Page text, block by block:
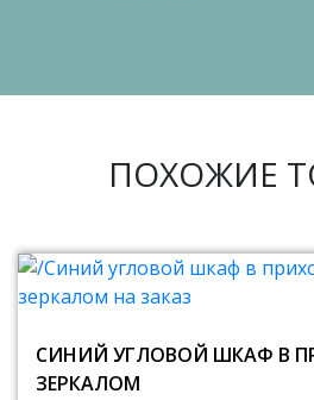
ПОХОЖИЕ
СИНИЙ УГЛОВОЙ ШКАФ В
ЗЕРКАЛОМ